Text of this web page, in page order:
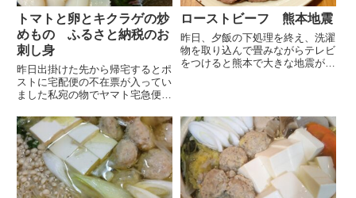
トマトと卵とキクラゲの炒
めもの ふるさと納税のお
刺し身
昨日出掛けた先から帰宅するとポ
ストに宅配便の不在票が入ってい
ました私宛の物でヤマト宅急便の
ているので届く前にメールが来ま
すメールを受取るとクロネコメン
バーズにログインして在宅の時間
を指定出来ますが、ふるさと納
税...
ローストビーフ 熊本地震
昨日、夕飯の下処理を終え、洗濯
物を取り込んで畳みながらテレビ
をつけると熊本で大きな地震があ
れ、お城の石垣が崩れ、各所で家
屋の倒壊や火事も起きていました
10...